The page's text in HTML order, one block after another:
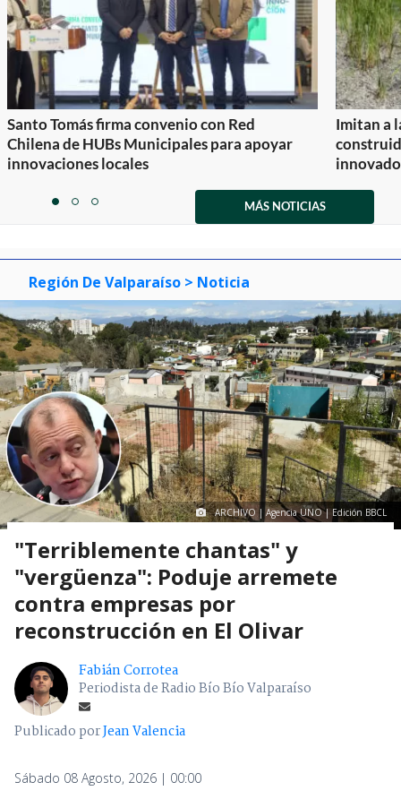
Santo Tomás firma convenio con Red
Chilena de HUBs Municipales para apoyar
innovaciones locales
Imitan a
itemitemitem
MÁS NOTICIAS
Región De Valparaíso > Noticia
ARCHIVO | Agencia UNO | Edición BBCL
"Terriblemente chantas" y
"vergüenza": Poduje arremete
contra empresas por
reconstrucción en El Olivar
Fabián Corrotea
Periodista de Radio Bío Bío Valparaíso
Publicado porJean Valencia
Sábado 08 Agosto, 2026 | 00:00